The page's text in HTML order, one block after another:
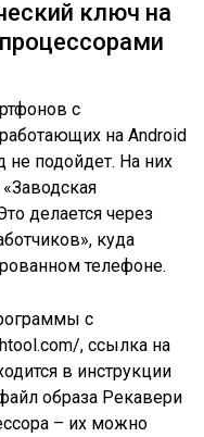
ключ на
с
на Android
подойдет. На них
делается через
куда
телефоне.
с
, ссылка на
в инструкции
образа Рекавери
– их можно